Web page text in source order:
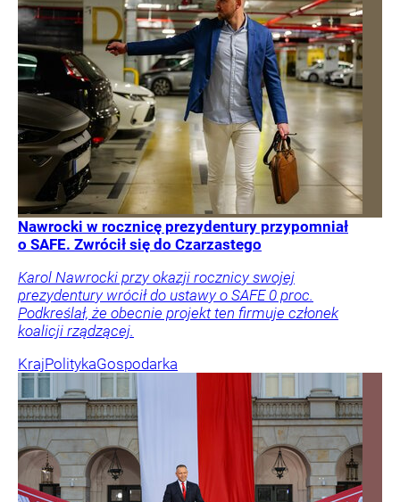
Nawrocki w rocznicę prezydentury przypomniał
o SAFE. Zwrócił się do Czarzastego
Karol Nawrocki przy okazji rocznicy swojej
prezydentury wrócił do ustawy o SAFE 0 proc.
Podkreślał, że obecnie projekt ten firmuje członek
koalicji rządzącej.
KrajPolitykaGospodarka